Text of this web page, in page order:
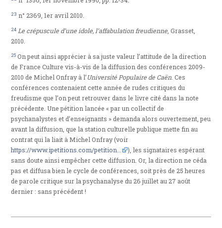
23 n° 2369, 1er avril 2010.
24 Le crépuscule d’une idole, l’affabulation freudienne, Grasset,
2010.
25 On peut ainsi apprécier à sa juste valeur l’attitude de la direction
de France Culture vis-à-vis de la diffusion des conférences 2009-
2010 de Michel Onfray à l’Université Populaire de Caën. Ces
conférences contenaient cette année de rudes critiques du
freudisme que l’on peut retrouver dans le livre cité dans la note
précédente. Une pétition lancée « par un collectif de
psychanalystes et d’enseignants » demanda alors ouvertement, peu
avant la diffusion, que la station culturelle publique mette fin au
contrat qui la liait à Michel Onfray (voir
https://www.ipetitions.com/petition...
), les signataires espérant
sans doute ainsi empêcher cette diffusion. Or, la direction ne céda
pas et diffusa bien le cycle de conférences, soit près de 25 heures
de parole critique sur la psychanalyse du 26 juillet au 27 août
dernier : sans précédent !